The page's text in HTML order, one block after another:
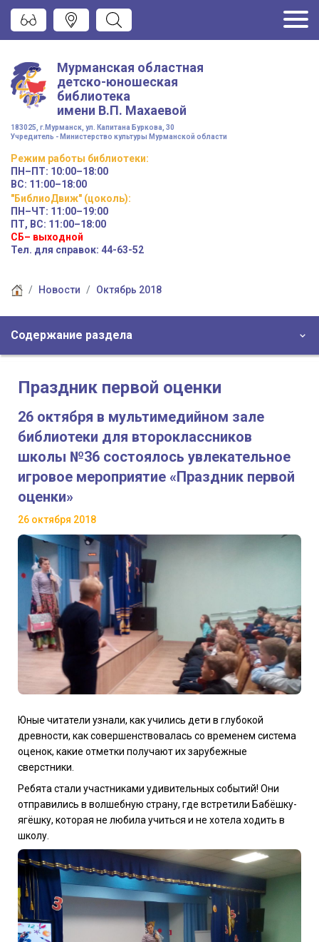
Мурманская областная
детско-юношеская
библиотека
имени В.П. Махаевой
183025, г.Мурманск, ул. Капитана Буркова, 30
Учредитель - Министерство культуры Мурманской области
Режим работы библиотеки:
ПН–ПТ: 10:00–18:00
ВС: 11:00–18:00
"БиблиоДвиж" (цоколь):
ПН–ЧТ: 11:00–19:00
ПТ, ВС: 11:00–18:00
СБ– выходной
Тел. для справок: 44-63-52
Новости Октябрь 2018
Содержание раздела
Праздник первой оценки
26 октября в мультимедийном зале
библиотеки для второклассников
школы №36 состоялось увлекательное
игровое мероприятие «Праздник первой
оценки»
26 октября 2018
Юные читатели узнали, как учились дети в глубокой
древности, как совершенствовалась со временем система
оценок, какие отметки получают их зарубежные
сверстники.
Ребята стали участниками удивительных событий! Они
отправились в волшебную страну, где встретили Бабёшку-
ягёшку, которая не любила учиться и не хотела ходить в
школу.